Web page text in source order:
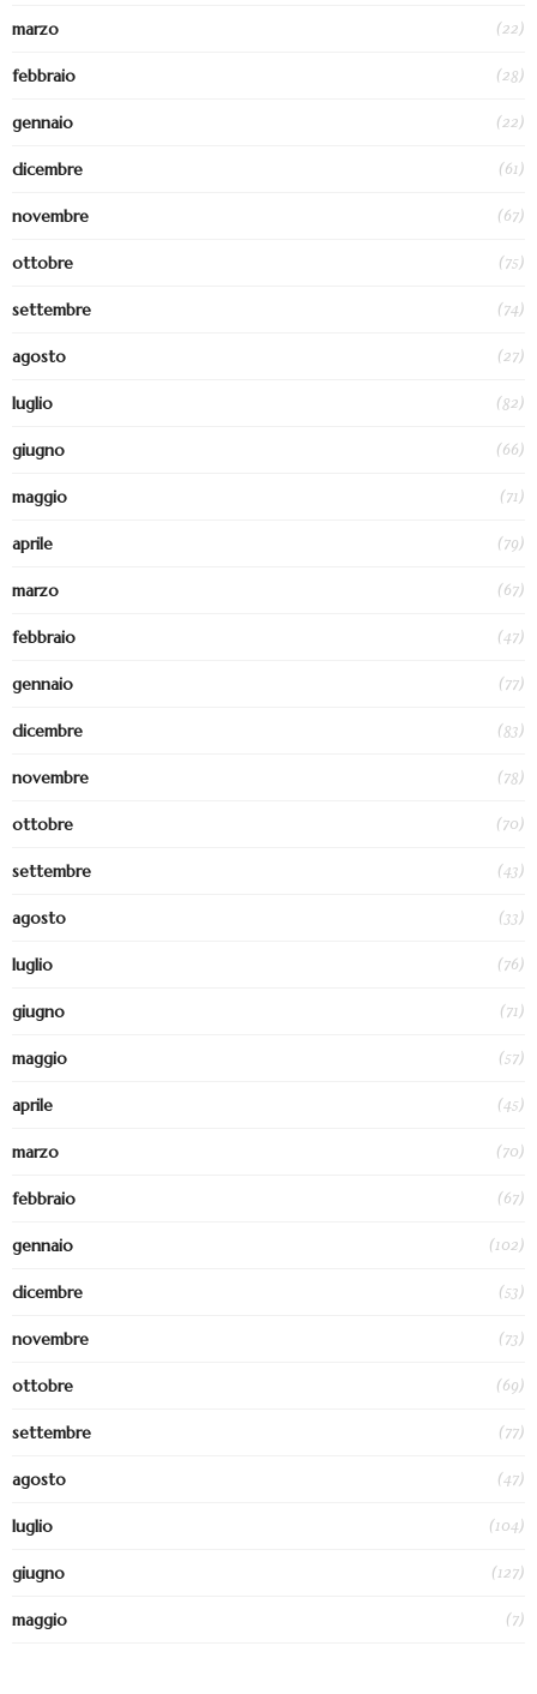
marzo (22)
febbraio (28)
gennaio (22)
dicembre (61)
novembre (67)
ottobre (75)
settembre (74)
agosto (27)
luglio (82)
giugno (66)
maggio (71)
aprile (79)
marzo (67)
febbraio (47)
gennaio (77)
dicembre (83)
novembre (78)
ottobre (70)
settembre (43)
agosto (33)
luglio (76)
giugno (71)
maggio (57)
aprile (45)
marzo (70)
febbraio (67)
gennaio (102)
dicembre (53)
novembre (73)
ottobre (69)
settembre (77)
agosto (47)
luglio (104)
giugno (127)
maggio (7)